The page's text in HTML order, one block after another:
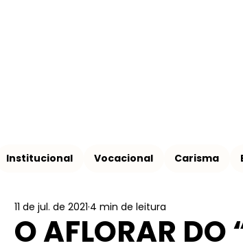
Institucional Vocacional Carisma
O AFLORAR DO
11 de jul. de 2021 4 min de leitura